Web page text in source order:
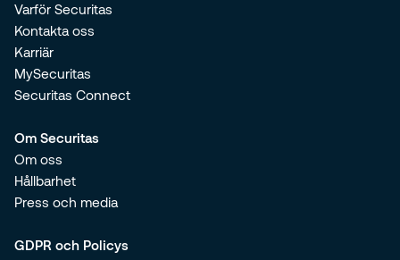
Varför Securitas
Kontakta oss
Karriär
MySecuritas
Securitas Connect
Om Securitas
Om oss
Hållbarhet
Press och media
GDPR och Policys